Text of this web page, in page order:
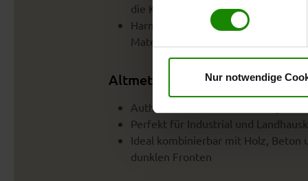
erteilte Einwilligung
Nur notwendige
die Küche
Harmoniert mit hellen Farben und
Materialien
Altmetall
Authentischer Look mit Vintage-
Perfekt für Industrial und
Ideal kombinierbar mit Holz, Beton
dunklen Fronten